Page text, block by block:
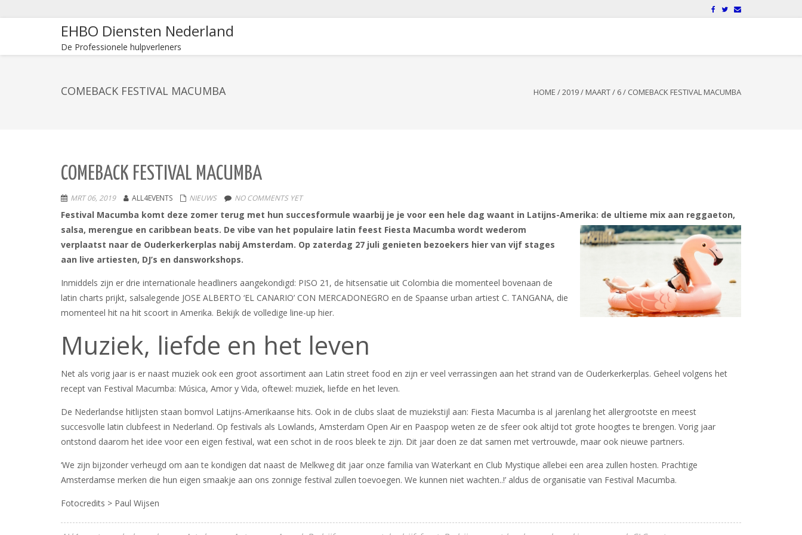
EHBO Diensten Nederland
De Professionele hulpverleners
COMEBACK FESTIVAL MACUMBA HOME /2019/ MAART/ 6/ COMEBACK FESTIVAL MACUMBA
COMEBACK FESTIVAL MACUMBA
MRT 06, 2019 ALL4EVENTS NIEUWS NO COMMENTS YET
Festival Macumba komt deze zomer terug met hun succesformule waarbij je je voor een hele dag waant in Latijns-Amerika: de ultieme mix aan reggaeton,
salsa, merengue en caribbean beats. De vibe van het populaire latin feest Fiesta Macumba wordt wederom
verplaatst naar de Ouderkerkerplas nabij Amsterdam. Op zaterdag 27 juli genieten bezoekers hier van vijf stages
aan live artiesten, DJ’s en dansworkshops.
Inmiddels zijn er drie internationale headliners aangekondigd: PISO 21, de hitsensatie uit Colombia die momenteel bovenaan de
latin charts prijkt, salsalegende JOSE ALBERTO ‘EL CANARIO’ CON MERCADONEGRO en de Spaanse urban artiest C. TANGANA, die
momenteel hit na hit scoort in Amerika. Bekijk de volledige line-up hier.
Muziek, liefde en het leven
Net als vorig jaar is er naast muziek ook een groot assortiment aan Latin street food en zijn er veel verrassingen aan het strand van de Ouderkerkerplas. Geheel volgens het
recept van Festival Macumba: Música, Amor y Vida, oftewel: muziek, liefde en het leven.
De Nederlandse hitlijsten staan bomvol Latijns-Amerikaanse hits. Ook in de clubs slaat de muziekstijl aan: Fiesta Macumba is al jarenlang het allergrootste en meest
succesvolle latin clubfeest in Nederland. Op festivals als Lowlands, Amsterdam Open Air en Paaspop weten ze de sfeer ook altijd tot grote hoogtes te brengen. Vorig jaar
ontstond daarom het idee voor een eigen festival, wat een schot in de roos bleek te zijn. Dit jaar doen ze dat samen met vertrouwde, maar ook nieuwe partners.
‘We zijn bijzonder verheugd om aan te kondigen dat naast de Melkweg dit jaar onze familia van Waterkant en Club Mystique allebei een area zullen hosten. Prachtige
Amsterdamse merken die hun eigen smaakje aan ons zonnige festival zullen toevoegen. We kunnen niet wachten..!’ aldus de organisatie van Festival Macumba.
Fotocredits > Paul Wijsen